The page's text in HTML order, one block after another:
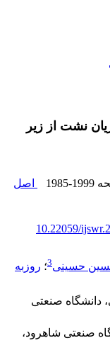
نشت از زیر
1985-1999
اصل
10.22059/
حسینی3؛ روزبه
دانشگاه صنعتی
صنعتی شاهرود،